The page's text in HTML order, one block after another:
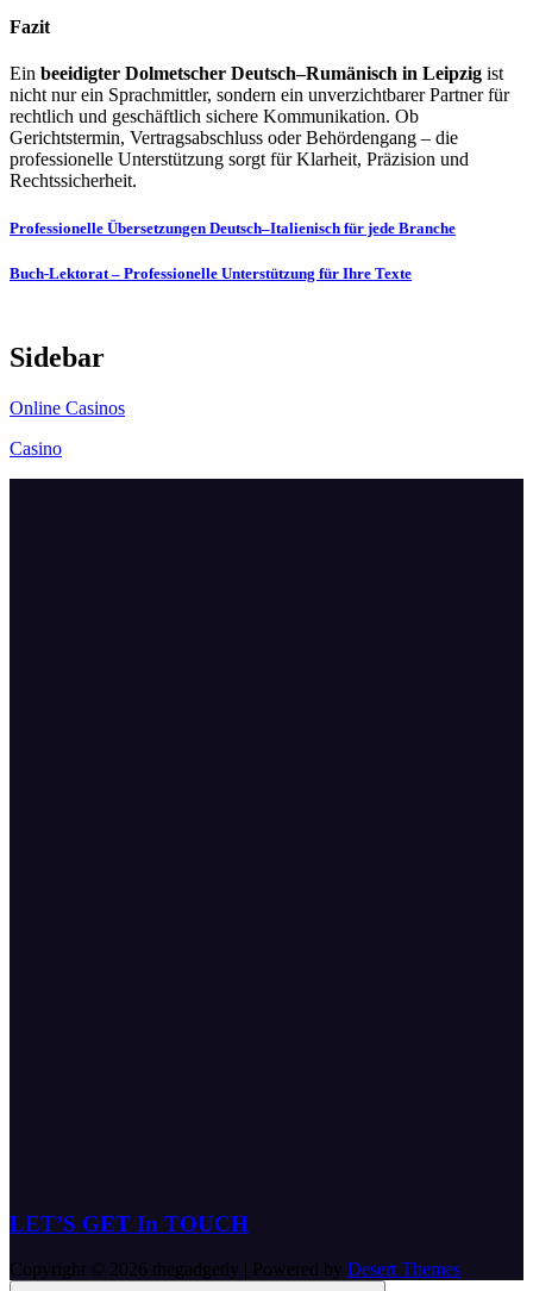
Fazit
Ein beeidigter Dolmetscher Deutsch–Rumänisch in Leipzig ist
nicht nur ein Sprachmittler, sondern ein unverzichtbarer Partner für
rechtlich und geschäftlich sichere Kommunikation. Ob
Gerichtstermin, Vertragsabschluss oder Behördengang – die
professionelle Unterstützung sorgt für Klarheit, Präzision und
Rechtssicherheit.
Post
navigation
Professionelle Übersetzungen Deutsch–Italienisch für jede Branche
Buch-Lektorat – Professionelle Unterstützung für Ihre Texte
Sidebar
Online Casinos
Casino
LET’S GET In TOUCH
Copyright © 2026 thegadgetly | Powered by Desert Themes